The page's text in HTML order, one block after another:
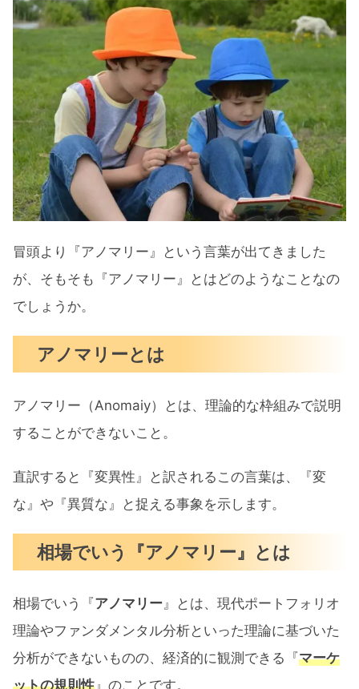
米国市場のアノマリーにはこんなこと
アノマリーによる米国市場の変動
1月効果
セルインメイ
夏枯れ相場
S&P500の月別リターン
2021年9月以降の米国市場の抱えるリスク
FRBによるテーパリング開始時期と長
による景気の鈍化
バイデン政権による大企業への規制強
化
アノマリー通り9月の米国市場は下落するの
かまとめ
冒頭より『アノマリー』という言葉が出てきました
が、そもそも『アノマリー』とはどのようなことなの
でしょうか。
アノマリーとは
アノマリー（Anomaiy）とは、理論的な枠組みで説明
することができないこと。
直訳すると『変異性』と訳されるこの言葉は、『変
な』や『異質な』と捉える事象を示します。
相場でいう『アノマリー』とは
相場でいう『アノマリー』とは、現代ポートフォリオ
理論やファンダメンタル分析といった理論に基づいた
分析ができないものの、経済的に観測できる『マーケ
ットの規則性 』のことです。